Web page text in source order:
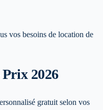
vos besoins de location de
2026
gratuit selon vos